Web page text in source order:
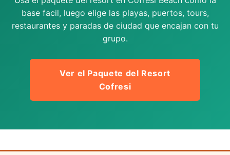
base facil, luego elige las playas, puertos, tours,
restaurantes y paradas de ciudad que encajan con tu
grupo.
Ver el Paquete del Resort
Cofresi